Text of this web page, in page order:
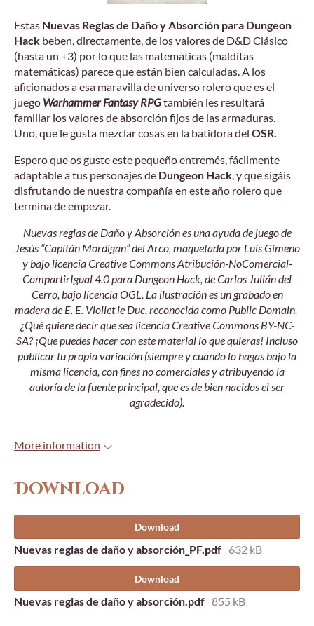
Estas Nuevas Reglas de Daño y Absorción para Dungeon
Hack beben, directamente, de los valores de D&D Clásico
(hasta un +3) por lo que las matemáticas (malditas
matemáticas) parece que están bien calculadas. A los
aficionados a esa maravilla de universo rolero que es el
juego Warhammer Fantasy RPGtambién les resultará
familiar los valores de absorción fijos de las armaduras.
Uno, que le gusta mezclar cosas en la batidora del OSR.
Espero que os guste este pequeño entremés, fácilmente
adaptable a tus personajes de Dungeon Hack, y que sigáis
disfrutando de nuestra compañía en este año rolero que
termina de empezar.
Nuevas reglas de Daño y Absorción es una ayuda de juego de
Jesús “Capitán Mordigan” del Arco, maquetada por Luis Gimeno
y bajo licencia Creative Commons Atribución-NoComercial-
CompartirIgual 4.0 para Dungeon Hack, de Carlos Julián del
Cerro, bajo licencia OGL. La ilustración es un grabado en
madera de E. E. Viollet le Duc, reconocida como Public Domain.
¿Qué quiere decir que sea licencia Creative Commons BY-NC-
SA? ¡Que puedes hacer con este material lo que quieras! Incluso
publicar tu propia variación (siempre y cuando lo hagas bajo la
misma licencia, con fines no comerciales y atribuyendo la
autoría de la fuente principal, que es de bien nacidos el ser
agradecido).
More information
Download
Download
Nuevas reglas de daño y absorción_PF.pdf 632 kB
Download
Nuevas reglas de daño y absorción.pdf 855 kB